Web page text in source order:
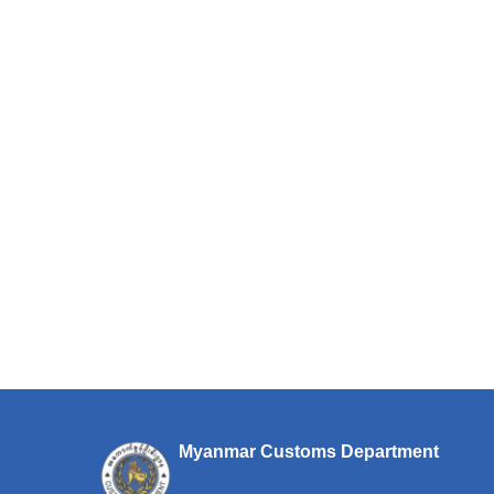
Myanmar Customs Department